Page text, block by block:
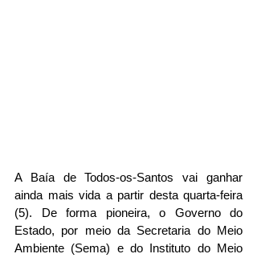
A Baía de Todos-os-Santos vai ganhar
ainda mais vida a partir desta quarta-feira
(5). De forma pioneira, o Governo do
Estado, por meio da Secretaria do Meio
Ambiente (Sema) e do Instituto do Meio